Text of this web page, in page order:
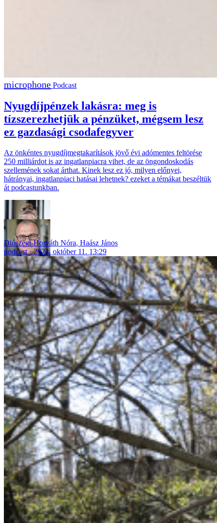
Podcast
Nyugdíjpénzek lakásra: meg is
tízszerezhetjük a pénzüket, mégsem lesz
ez gazdasági csodafegyver
Az önkéntes nyugdíjmegtakarítások jövő évi adómentes feltörése
250 milliárdot is az ingatlanpiacra vihet, de az öngondoskodás
szellemének sokat árthat. Kinek lesz ez jó, milyen előnyei,
hátrányai, ingatlanpiaci hatásai lehetnek? ezeket a témákat beszéltük
át podcastunkban.
Diószegi-Horváth Nóra, Haász János
podcast
2024. október 11. 13:29